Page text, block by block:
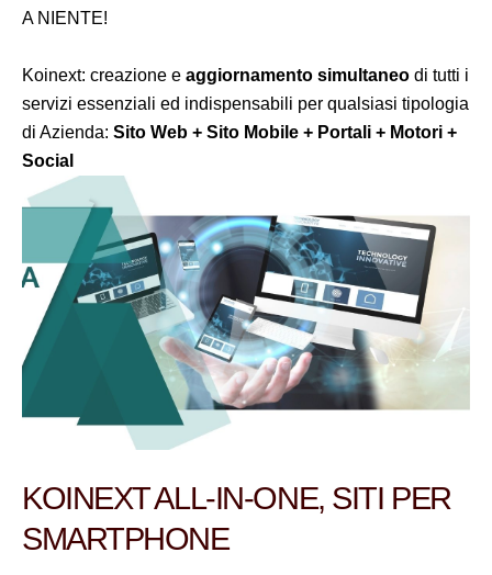
A NIENTE!
Koinext: creazione e aggiornamento simultaneo di tutti i
servizi essenziali ed indispensabili per qualsiasi tipologia
di Azienda: Sito Web + Sito Mobile + Portali + Motori +
Social
KOINEXT ALL-IN-ONE, SITI PER
SMARTPHONE